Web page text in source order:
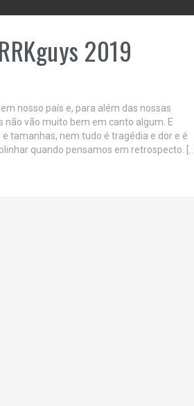
2019
nosso país e, para além das nossas
vão muito bem em canto algum. E
tamanhas, nem tudo é tragédia e dor e é
quando pensamos em retrospecto. […]